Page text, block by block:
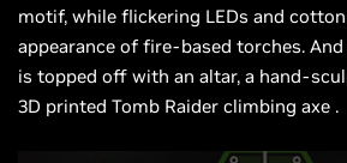
motif, while flickering LEDs and
appearance of fire-based torches.
is topped off with an altar, a hand-
3D printed Tomb Raider climbing axe .